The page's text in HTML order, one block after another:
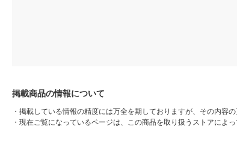
掲載商品の情報について
・ 掲載している情報の精度には万全を期しておりますが、その内容
・ 現在ご覧になっているページは、この商品を取り扱うストアによ